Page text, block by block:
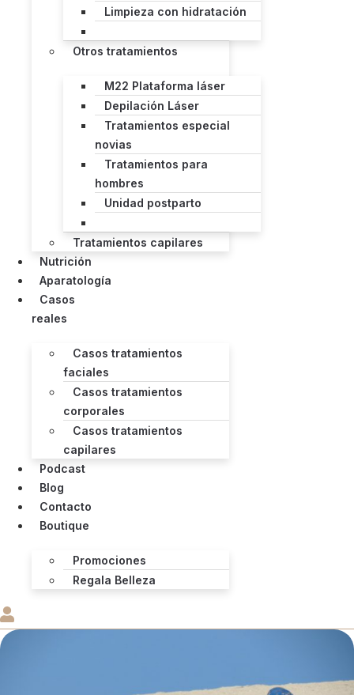
Limpieza con hidratación
Otros tratamientos
M22 Plataforma láser
Depilación Láser
Tratamientos especial
novias
Tratamientos para
hombres
Unidad postparto
Tratamientos capilares
Nutrición
Aparatología
Casos
reales
Casos tratamientos
faciales
Casos tratamientos
corporales
Casos tratamientos
capilares
Podcast
Blog
Contacto
Boutique
Promociones
Regala Belleza